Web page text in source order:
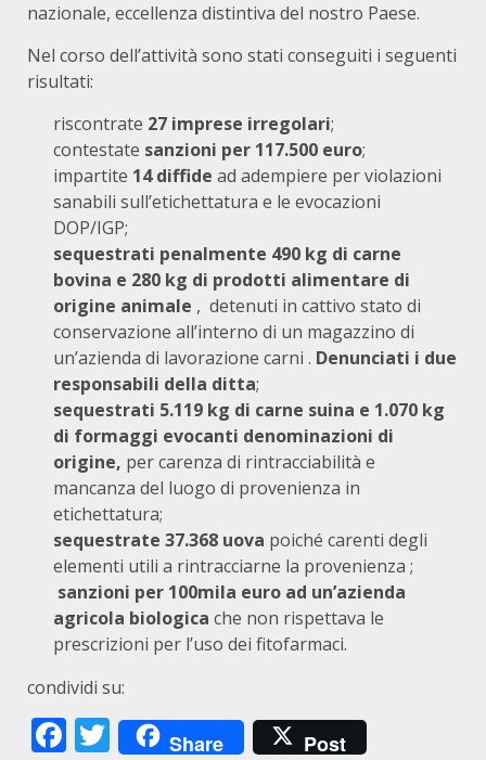
nazionale, eccellenza distintiva del nostro Paese.
Nel corso dell’attività sono stati conseguiti i seguenti
risultati:
riscontrate 27 imprese irregolari;
contestate sanzioni per 117.500 euro;
impartite 14 diffide ad adempiere per violazioni
sanabili sull’etichettatura e le evocazioni
DOP/IGP;
sequestrati penalmente 490 kg di carne
bovina e 280 kg di prodotti alimentare di
origine animale , detenuti in cattivo stato di
conservazione all’interno di un magazzino di
un’azienda di lavorazione carni . Denunciati i due
responsabili della ditta;
sequestrati 5.119 kg di carne suina e 1.070 kg
di formaggi evocanti denominazioni di
origine, per carenza di rintracciabilità e
mancanza del luogo di provenienza in
etichettatura;
sequestrate 37.368 uova poiché carenti degli
elementi utili a rintracciarne la provenienza ;
sanzioni per 100mila euro ad un’azienda
agricola biologica che non rispettava le
prescrizioni per l’uso dei fitofarmaci.
condividi su:
Facebook
Twitter
Share Post